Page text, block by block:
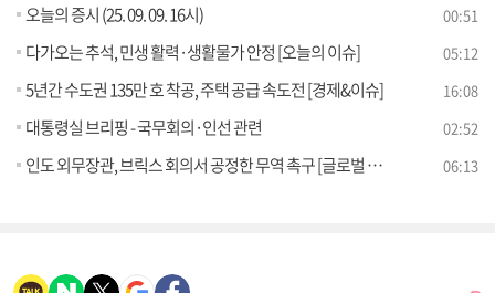
오늘의 증시 (25. 09. 09. 16시) 00:51
다가오는 추석, 민생 활력·생활물가 안정 [오늘의 이슈] 05:12
5년간 수도권 135만 호 착공, 주택 공급 속도전 [경제&이슈] 16:08
대통령실 브리핑 - 국무회의·인선 관련 02:52
인도 외무장관, 브릭스 회의서 공정한 무역 촉구 [글로벌 핫이슈] 06:13